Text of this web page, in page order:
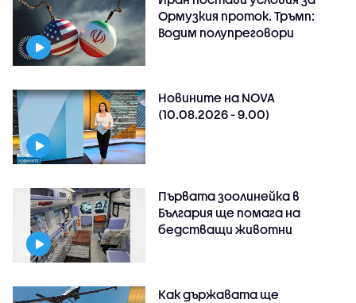
Ормузкия проток. Тръмп:
Водим полупреговори
Новините на NOVA
(10.08.2026 - 9.00)
Първата зоолинейка в
България ще помага на
бедстващи животни
Как държавата ще